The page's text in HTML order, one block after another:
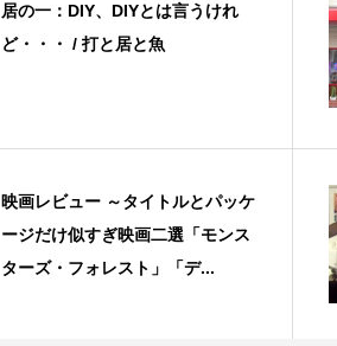
居の一：DIY、DIYとは言うけれ
ど・・・ / 打と居と魚
映画レビュー ～タイトルとパッケ
ージだけ似すぎ映画二選「モンス
ターズ・フォレスト」「デ...